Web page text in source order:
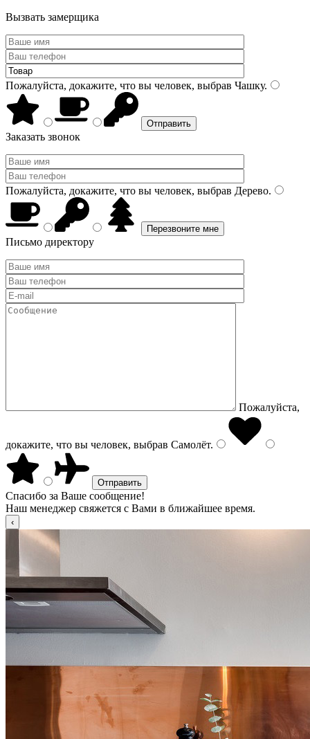
Вызвать замерщика
Пожалуйста, докажите, что вы человек, выбрав Чашку.
Заказать звонок
Пожалуйста, докажите, что вы человек, выбрав Дерево.
Письмо директору
Пожалуйста,
докажите, что вы человек, выбрав Самолёт.
Спасибо за Ваше сообщение!
Наш менеджер свяжется с Вами в ближайшее время.